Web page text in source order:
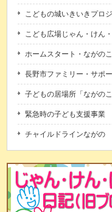
こどもの城いきいきプロ
こども広場じゃん・けん
ホームスタート・ながの
長野市ファミリー・サポ
子どもの居場所「ながの
緊急時の子ども支援事業
チャイルドラインながの